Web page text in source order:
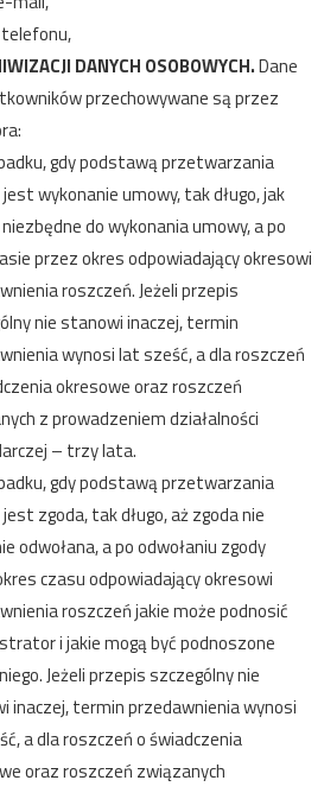
DANYCH OSOBOWYCH.Dane
przechowywane są przez
gdy podstawą przetwarzania
wykonanie umowy, tak długo, jak
do wykonania umowy, a po
przez okres odpowiadający okresowi
roszczeń. Jeżeli przepis
nie stanowi inaczej, termin
wynosi lat sześć, a dla roszczeń
okresowe oraz roszczeń
z prowadzeniem działalności
– trzy lata.
gdy podstawą przetwarzania
zgoda, tak długo, aż zgoda nie
odwołana, a po odwołaniu zgody
czasu odpowiadający okresowi
roszczeń jakie może podnosić
i jakie mogą być podnoszone
Jeżeli przepis szczególny nie
inaczej, termin przedawnienia wynosi
a dla roszczeń o świadczenia
oraz roszczeń związanych